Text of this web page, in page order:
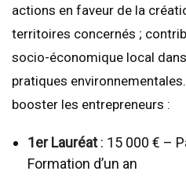
actions en faveur de la
territoires concernés ;
socio-économique local
pratiques
booster les entrepreneurs :
1er Lauréat: 15 000 € –
Formation d’un an